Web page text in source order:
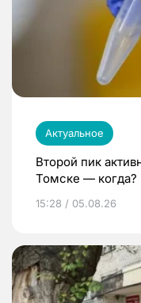
Актуальное
Второй пик
Томске — когда?
15:28 / 05.08.26